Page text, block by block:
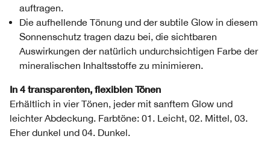
auftragen.
Die aufhellende Tönung und der subtile Glow in diesem
Sonnenschutz tragen dazu bei, die sichtbaren
Auswirkungen der natürlich undurchsichtigen Farbe der
mineralischen Inhaltsstoffe zu minimieren.
In 4 transparenten, flexiblen Tönen
Erhältlich in vier Tönen, jeder mit sanftem Glow und
leichter Abdeckung. Farbtöne: 01. Leicht, 02. Mittel, 03.
Eher dunkel und 04. Dunkel.